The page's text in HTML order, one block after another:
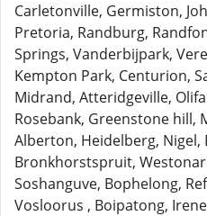
Carletonville, Germiston,
Pretoria, Randburg,
Springs, Vanderbijpark,
Kempton Park, Centurion,
Midrand, Atteridgeville,
Rosebank, Greenstone hill,
Alberton, Heidelberg, Nigel,
Bronkhorstspruit,
Soshanguve, Bophelong,
Vosloorus , Boipatong,